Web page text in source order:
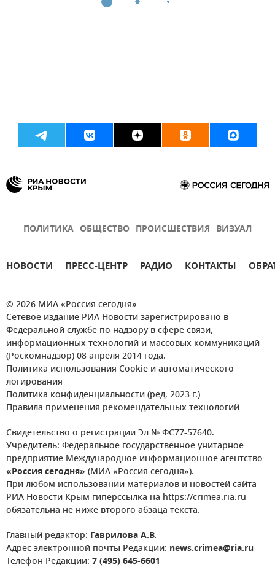
ПОЛИТИКА ОБЩЕСТВО ПРОИСШЕСТВИЯ ВИЗУАЛ
НОВОСТИ ПРЕСС-ЦЕНТР РАДИО КОНТАКТЫ
© 2026 МИА «Россия сегодня»
Сетевое издание РИА Новости зарегистрировано в
Федеральной службе по надзору в сфере связи,
информационных технологий и массовых коммуникаций
(Роскомнадзор) 08 апреля 2014 года.
Политика использования Cookie и автоматического
логирования
Политика конфиденциальности (ред. 2023 г.)
Правила применения рекомендательных технологий
Свидетельство о регистрации Эл № ФС77-57640.
Учредитель: Федеральное государственное унитарное
предприятие Международное информационное агентство
«Россия сегодня» (МИА «Россия сегодня»).
При любом использовании материалов и новостей сайта
РИА Новости Крым гиперссылка на https://crimea.ria.ru
обязательна не ниже второго абзаца текста.
Главный редактор: Гаврилова А.В.
Адрес электронной почты Редакции: news.crimea@ria.ru
Телефон Редакции: 7 (495) 645-6601